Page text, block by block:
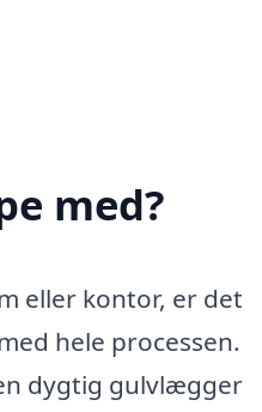
med?
eller kontor, er det
hele processen.
dygtig gulvlægger